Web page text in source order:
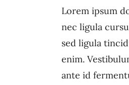
Lorem ipsum
nec ligula
sed ligula
enim.
ante id